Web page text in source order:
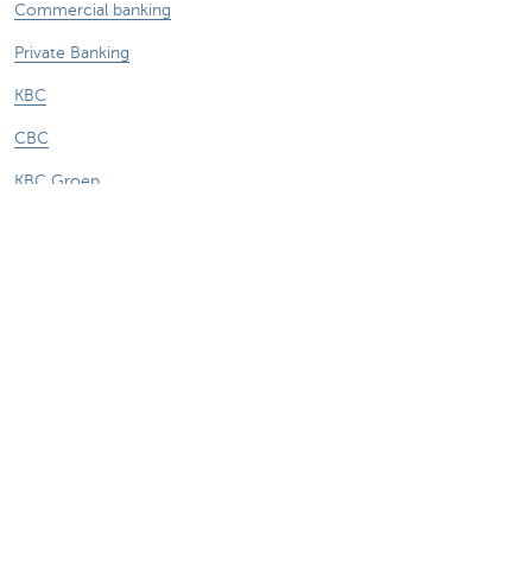
Commercial banking
Private Banking
KBC
CBC
KBC Groep